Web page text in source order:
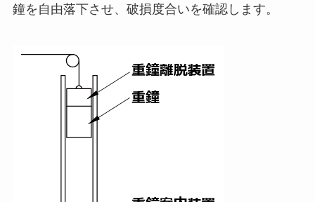
鐘を自由落下させ、破損度合いを確認します。